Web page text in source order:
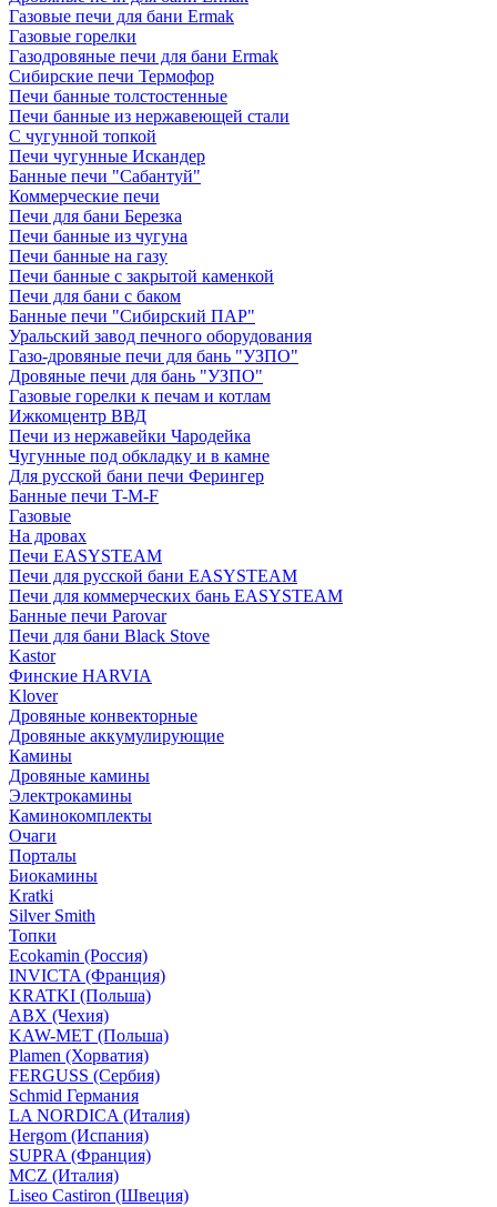
Газовые печи для бани Ermak
Газовые горелки
Газодровяные печи для бани Ermak
Сибирские печи Термофор
Печи банные толстостенные
Печи банные из нержавеющей стали
С чугунной топкой
Печи чугунные Искандер
Банные печи "Сабантуй"
Коммерческие печи
Печи для бани Березка
Печи банные из чугуна
Печи банные на газу
Печи банные с закрытой каменкой
Печи для бани с баком
Банные печи "Сибирский ПАР"
Уральский завод печного оборудования
Газо-дровяные печи для бань "УЗПО"
Дровяные печи для бань "УЗПО"
Газовые горелки к печам и котлам
Ижкомцентр ВВД
Печи из нержавейки Чародейка
Чугунные под обкладку и в камне
Для русской бани печи Ферингер
Банные печи T-M-F
Газовые
На дровах
Печи EASYSTEAM
Печи для русской бани EASYSTEAM
Печи для коммерческих бань EASYSTEAM
Банные печи Parovar
Печи для бани Black Stove
Kastor
Финские HARVIA
Klover
Дровяные конвекторные
Дровяные аккумулирующие
Камины
Дровяные камины
Электрокамины
Каминокомплекты
Очаги
Порталы
Биокамины
Kratki
Silver Smith
Топки
Ecokamin (Россия)
INVICTA (Франция)
KRATKI (Польша)
ABX (Чехия)
KAW-MET (Польша)
Plamen (Хорватия)
FERGUSS (Сербия)
Schmid Германия
LA NORDICA (Италия)
Hergom (Испания)
SUPRA (Франция)
MCZ (Италия)
Liseo Castiron (Швеция)